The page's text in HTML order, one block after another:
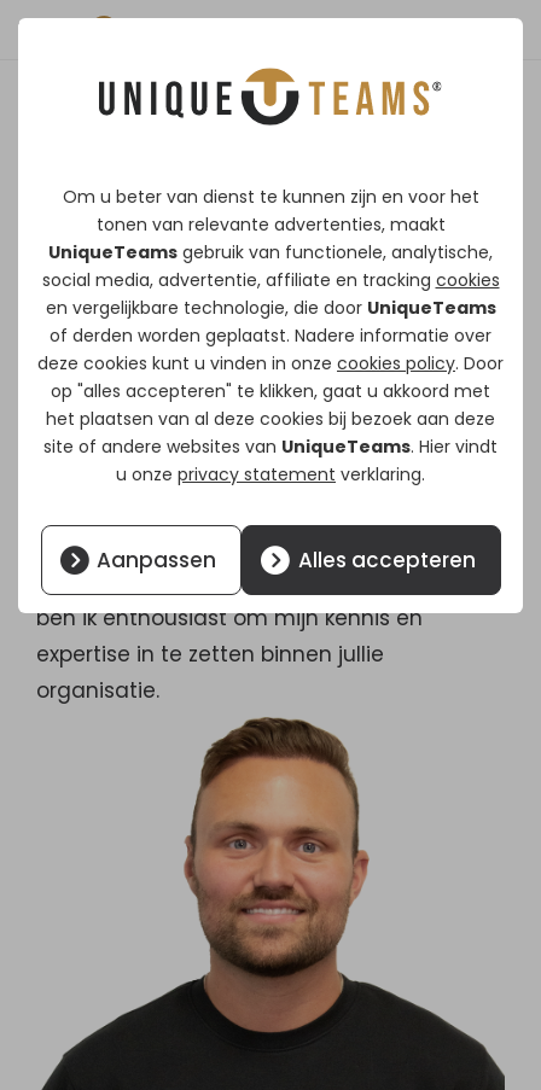
Om u beter van dienst te kunnen zijn en voor het
tonen van relevante advertenties, maakt
UniqueTeams gebruik van functionele, analytische,
social media, advertentie, affiliate en tracking cookies
en vergelijkbare technologie, die door UniqueTeams
of derden worden geplaatst. Nadere informatie over
deze cookies kunt u vinden in onze cookies policy. Door
op "alles accepteren" te klikken, gaat u akkoord met
het plaatsen van al deze cookies bij bezoek aan deze
site of andere websites van UniqueTeams. Hier vindt
u onze privacy statement verklaring.
Aanpassen Alles accepteren
Ik ben Max en heb meer dan 10 jaar ervaring
in de fitnessbranche. Vanuit mijn grote
passie voor sport en gezondheid ben ik
uiteindelijk gaan ondernemen binnen deze
sector. In de afgelopen jaren heb ik
trainingen verzorgd en strategisch
meegedacht binnen een sportorganisatie.
en begeleiden van trajecten. Dankzij mijn
ondernemende instelling en ruime ervaring
ben ik enthousiast om mijn kennis en
expertise in te zetten binnen jullie
organisatie.